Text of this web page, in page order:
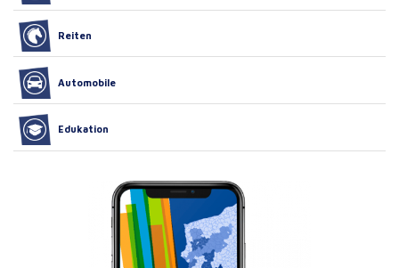
Reiten
Automobile
Edukation